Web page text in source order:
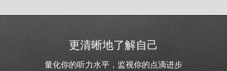
更清晰地了解自己
量化你的听力水平，监视你的点滴进步